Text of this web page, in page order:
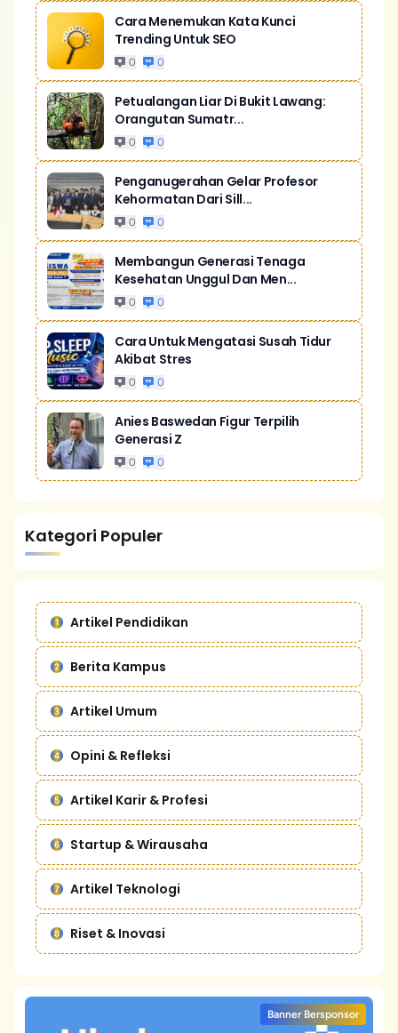
Cara Menemukan Kata Kunci
Trending Untuk SEO
0 0
Petualangan Liar Di Bukit Lawang:
Orangutan Sumatr...
0 0
Penganugerahan Gelar Profesor
Kehormatan Dari Sill...
0 0
Membangun Generasi Tenaga
Kesehatan Unggul Dan Men...
0 0
Cara Untuk Mengatasi Susah Tidur
Akibat Stres
0 0
Anies Baswedan Figur Terpilih
Generasi Z
0 0
Kategori Populer
Artikel Pendidikan
Berita Kampus
Artikel Umum
Opini & Refleksi
Artikel Karir & Profesi
Startup & Wirausaha
Artikel Teknologi
Riset & Inovasi
Banner Bersponsor